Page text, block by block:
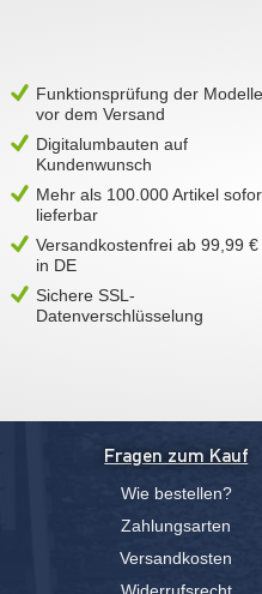
Funktionsprüfung der Modelle
vor dem Versand
Digitalumbauten auf
Kundenwunsch
Mehr als 100.000 Artikel
lieferbar
Versandkostenfrei ab 99,99 €
in DE
Sichere SSL-
Datenverschlüsselung
Fragen zum Kauf
Wie bestellen?
Zahlungsarten
Versandkosten